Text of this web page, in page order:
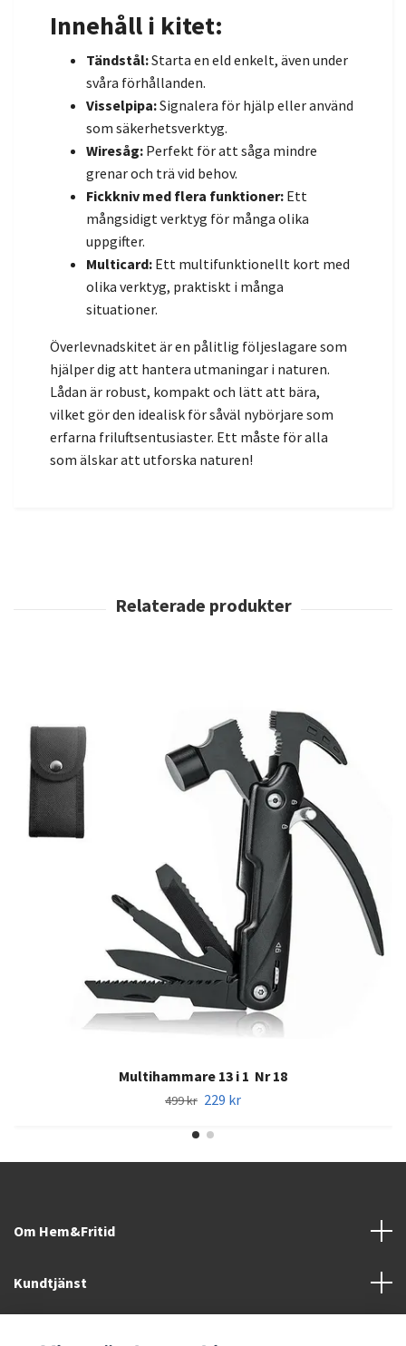
Innehåll i kitet:
Tändstål:Starta en eld enkelt, även under
svåra förhållanden.
Visselpipa:Signalera för hjälp eller använd
som säkerhetsverktyg.
Wiresåg: Perfekt för att såga mindre
grenar och trä vid behov.
Fickkniv med flera funktioner: Ett
mångsidigt verktyg för många olika
uppgifter.
Multicard: Ett multifunktionellt kort med
olika verktyg, praktiskt i många
situationer.
Överlevnadskitet är en pålitlig följeslagare som
hjälper dig att hantera utmaningar i naturen.
Lådan är robust, kompakt och lätt att bära,
vilket gör den idealisk för såväl nybörjare som
erfarna friluftsentusiaster. Ett måste för alla
som älskar att utforska naturen!
Multihammare 13 i 1 Nr 18
499 kr 229 kr
Om Hem&Fritid
Kundtjänst